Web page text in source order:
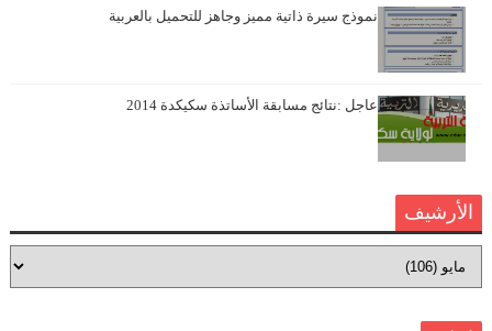
نموذج سيرة ذاتية مميز وجاهز للتحميل بالعربية
عاجل :نتائج مسابقة الأساتذة سكيكدة 2014
الأرشيف